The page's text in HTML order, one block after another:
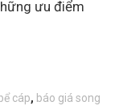
ưu điểm
cáp, báo giá song